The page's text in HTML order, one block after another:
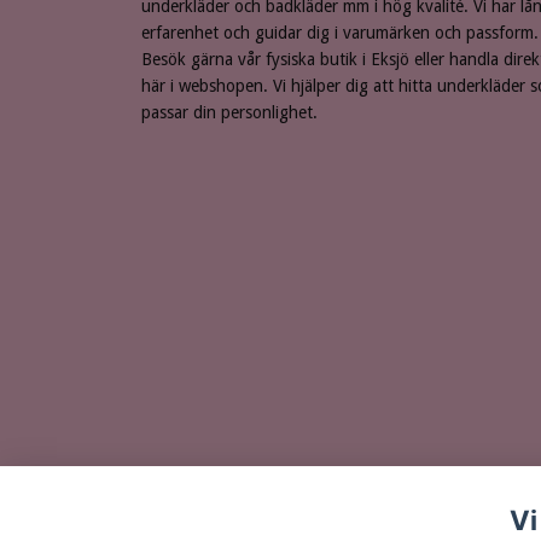
underkläder och badkläder mm i hög kvalité. Vi har
erfarenhet och guidar dig i varumärken och passform.
Besök gärna vår fysiska butik i Eksjö eller handla
här i webshopen. Vi hjälper dig att hitta underkläder
passar din personlighet.